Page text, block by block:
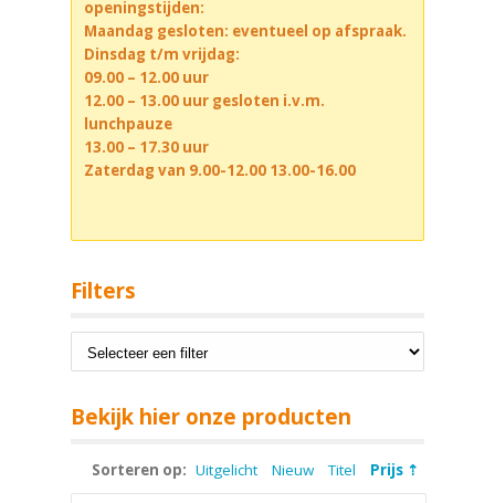
openingstijden:
Maandag gesloten: eventueel op afspraak.
Dinsdag t/m vrijdag:
09.00 – 12.00 uur
12.00 – 13.00 uur gesloten i.v.m.
lunchpauze
13.00 – 17.30 uur
Zaterdag van 9.00-12.00 13.00-16.00
Filters
Bekijk hier onze producten
Sorteren op: Uitgelicht Nieuw Titel Prijs